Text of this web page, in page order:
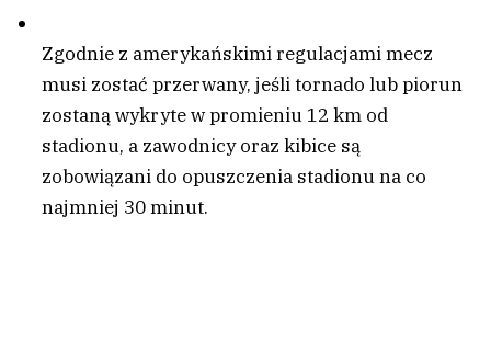
Zgodnie z amerykańskimi regulacjami mecz
musi zostać przerwany, jeśli tornado lub piorun
zostaną wykryte w promieniu 12 km od
stadionu, a zawodnicy oraz kibice są
zobowiązani do opuszczenia stadionu na co
najmniej 30 minut.